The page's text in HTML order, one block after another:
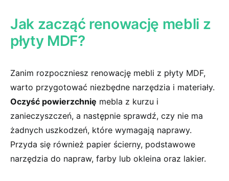
Jak zacząć renowację mebli z
płyty MDF?
Zanim⁢ rozpoczniesz renowację mebli z płyty MDF,
‍warto przygotować niezbędne‍ narzędzia i materiały.
Oczyść powierzchnię mebla z kurzu i
zanieczyszczeń, a następnie sprawdź, czy nie ma
żadnych uszkodzeń, które wymagają naprawy.
Przyda się​ również papier ścierny, podstawowe
narzędzia do napraw, farby lub okleina⁣ oraz lakier.